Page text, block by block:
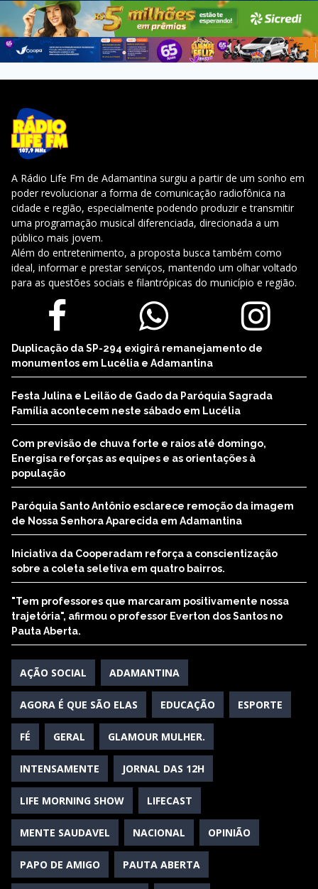
A Rádio Life Fm de Adamantina surgiu a partir de um sonho em
poder revolucionar a forma de comunicação radiofônica na
cidade e região, especialmente podendo produzir e transmitir
uma programação musical diferenciada, direcionada a um
público mais jovem.
Além do entretenimento, a proposta busca também como
ideal, informar e prestar serviços, mantendo um olhar voltado
para as questões sociais e filantrópicas do município e região.
Duplicação da SP-294 exigirá remanejamento de
monumentos em Lucélia e Adamantina
Festa Julina e Leilão de Gado da Paróquia Sagrada
Família acontecem neste sábado em Lucélia
Com previsão de chuva forte e raios até domingo,
Energisa reforças as equipes e as orientações à
população
Paróquia Santo Antônio esclarece remoção da imagem
de Nossa Senhora Aparecida em Adamantina
Iniciativa da Cooperadam reforça a conscientização
sobre a coleta seletiva em quatro bairros.
"Tem professores que marcaram positivamente nossa
trajetória", afirmou o professor Everton dos Santos no
Pauta Aberta.
AÇÃO SOCIAL ADAMANTINA
AGORA É QUE SÃO ELAS EDUCAÇÃO ESPORTE
FÉ GERAL GLAMOUR MULHER.
INTENSAMENTE JORNAL DAS 12H
LIFE MORNING SHOW LIFECAST
MENTE SAUDAVEL NACIONAL OPINIÃO
PAPO DE AMIGO PAUTA ABERTA